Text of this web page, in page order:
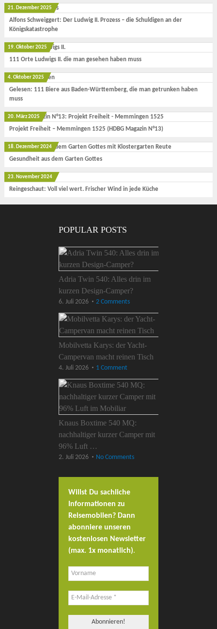
21. Dezember 2025
Alfons Schweiggert: Der Ludwig II. Prozess – die Schuldigen an der
Königskatastrophe
19. Oktober 2025
111 Orte Ludwigs II. die man gesehen haben muss
4. Oktober 2025
Gelesen: 111 Biere aus Baden-Württemberg, die man getrunken haben
muss
20. März 2025
Projekt Freiheit – Memmingen 1525 (HDBG Magazin N°13)
18. Dezember 2024
Gesundheit aus dem Garten Gottes
23. November 2024
Reingeschaut: Voll viel wert. Frischer Wind in jede Küche
POPULAR POSTS
Adria Twin 540: Alles drin im
kurzen Design-Camper?
6. Juli 2026 2 Comments
Mobilvetta Karys: der Yacht-
Campervan macht reinen Tisch
4. Juli 2026 1 Comment
Knaus Boxtime 540 MQ:
nachhaltiger kurzer Camper mit
96% Luft …
2. Juli 2026 No Comments
Willst Du sachliche
Informationen zu
Reisemobilen? Dann
abonniere unseren
kostenlosen Newsletter
(max. 1x monatlich).